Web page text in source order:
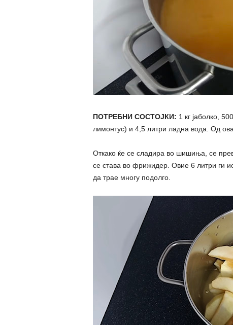
ПОТРЕБНИ СОСТОЈКИ: 1 кг јаболко,
лимонтус) и 4,5 литри ладна вода. Од
Откако ќе се сладира во шишиња, се
се става во фрижидер. Овие 6 литри ги
да трае многу подолго.